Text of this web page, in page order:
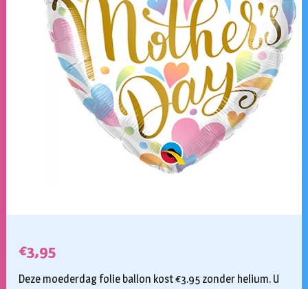
€3,95
Deze moederdag folie ballon kost €3.95 zonder helium. U